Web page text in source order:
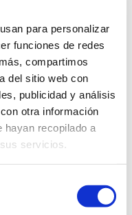
para personalizar
funciones de redes
compartimos
del sitio web con
publicidad y análisis
otra información
hayan recopilado a
servicios.
Varó y Rocío